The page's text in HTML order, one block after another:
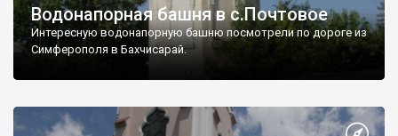
Водонапорная башня в с.Почтовое
Интересную водонапорную башню посмотрели по дороге из
Симферополя в Бахчисарай.